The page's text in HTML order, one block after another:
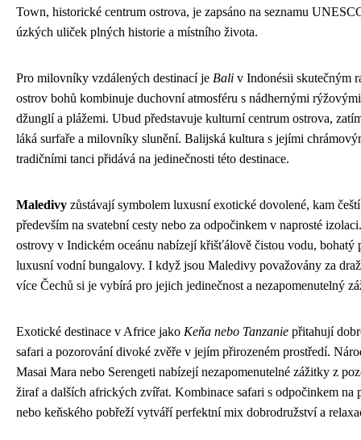
Town, historické centrum ostrova, je zapsáno na seznamu
úzkých uliček plných historie a místního života.
Pro milovníky vzdálených destinací je Bali v Indonésii skutečným
ostrov bohů kombinuje duchovní atmosféru s nádhernými
džunglí a plážemi. Ubud představuje kulturní centrum ostrova,
láká surfaře a milovníky slunění. Balijská kultura s jejími
tradičními tanci přidává na jedinečnosti této destinace.
Maledivy zůstávají symbolem luxusní exotické dovolené, kam
především na svatební cesty nebo za odpočinkem v naprosté
ostrovy v Indickém oceánu nabízejí křišťálově čistou vodu, bohatý
luxusní vodní bungalovy. I když jsou Maledivy považovány za
více Čechů si je vybírá pro jejich jedinečnost a nezapomenutelný
Exotické destinace v Africe jako Keňa nebo Tanzanie přitahují
safari a pozorování divoké zvěře v jejím přirozeném prostředí.
Masai Mara nebo Serengeti nabízejí nezapomenutelné zážitky z
žiraf a dalších afrických zvířat. Kombinace safari s odpočinkem na
nebo keňského pobřeží vytváří perfektní mix dobrodružství a